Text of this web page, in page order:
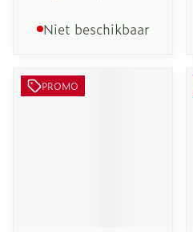
Niet beschikbaar
PROMO